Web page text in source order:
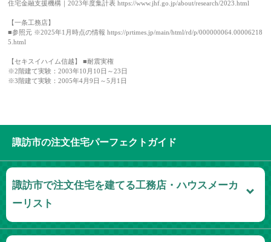
住宅金融支援機構｜2023年度集計表 https://www.jhf.go.jp/about/research/2023.html
【一条工務店】
■参照元 ※2025年1月時点の情報 https://prtimes.jp/main/html/rd/p/000000064.00006218
5.html
【セキスイハイム信越】 ■耐震実権
※2階建て実験：2003年10月10日～23日
※3階建て実験：2005年4月9日～5月1日
諏訪市の注文住宅パーフェクトガイド
諏訪市で注文住宅を建てる工務店・ハウスメーカ
ーリスト